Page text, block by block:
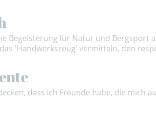
Begeisterung für Natur und Bergsport
'Handwerkszeug' vermitteln, den
dass ich Freunde habe, die mich